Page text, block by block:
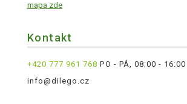
mapa zde
Kontakt
+420 777 961 768 PO - PÁ, 08:00 - 16:00
info@dilego.cz